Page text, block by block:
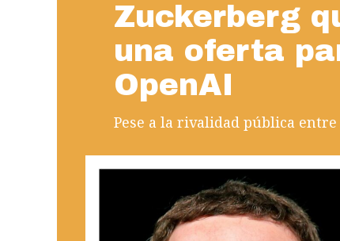
Zuckerberg
una oferta
OpenAI
Pese a la rivalidad pública entre